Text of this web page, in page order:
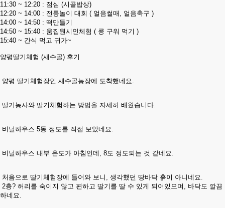
11:30 ~ 12:20 : 점심 (시골밥상)
12:20 ~ 14:00 : 전통놀이 대회 ( 얼음썰매, 얼음축구 )
14:00 ~ 14:50 : 떡만들기
14:50 ~ 15:40 : 움집원시인체험 ( 콩 구워 먹기 )
15:40 ~ 간식 먹고 귀가~
양평딸기체험 (새수골) 후기
양평 딸기체험장인 새수골농장에 도착했네요.
딸기농사와 딸기체험하는 방법을 자세히 배웠습니다.
비닐하우스 5동 정도를 직접 보았네요.
비닐하우스 내부 온도가 아침인데, 8도 정도되는 것 같네요.
처음으로 딸기체험장에 들어와 보니, 생각했던 땅바닥 흙이 아니네요.
2층? 허리를 숙이지 않고 편하고 딸기를 딸 수 있게 되어있으며, 바닥도 깔끔
하네요.